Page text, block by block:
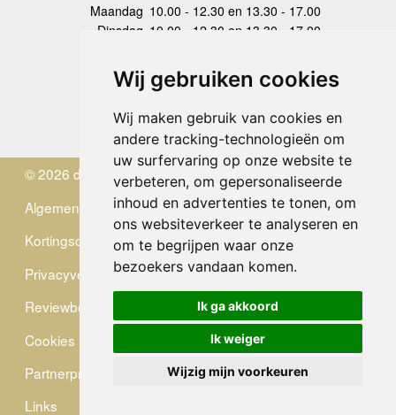
Wij gebruiken cookies
Wij maken gebruik van cookies en
andere tracking-technologieën om
uw surfervaring op onze website te
verbeteren, om gepersonaliseerde
inhoud en advertenties te tonen, om
ons websiteverkeer te analyseren en
om te begrijpen waar onze
bezoekers vandaan komen.
Ik ga akkoord
Ik weiger
Wijzig mijn voorkeuren
Maandag 10.00 - 12.30 en 13.30 - 17.00
Dinsdag 10.00 - 12.30 en 13.30 - 17.00
Donderdag
10.00 - 12.30 en 13.30 - 17.00
Vrijdag 10.00 - 12.30 en 13.30 - 17.00
Zaterdag
gesloten
Zondag gesloten
© 2026 de Zwerver
Algemene Voorwaarden
Kortingscode
Privacyverklaring
Reviewbeleid
Cookies
Partnerprogramma
Links